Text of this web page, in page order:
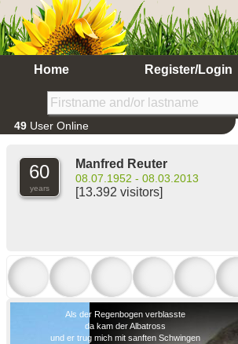
Home Register/Login
49 User Online
60
years
Manfred Reuter
08.07.1952 - 08.03.2013
[13.392 visitors]
Als der Regenbogen verblasste
da kam der Albatross
und er trug mich mit sanften Schwingen